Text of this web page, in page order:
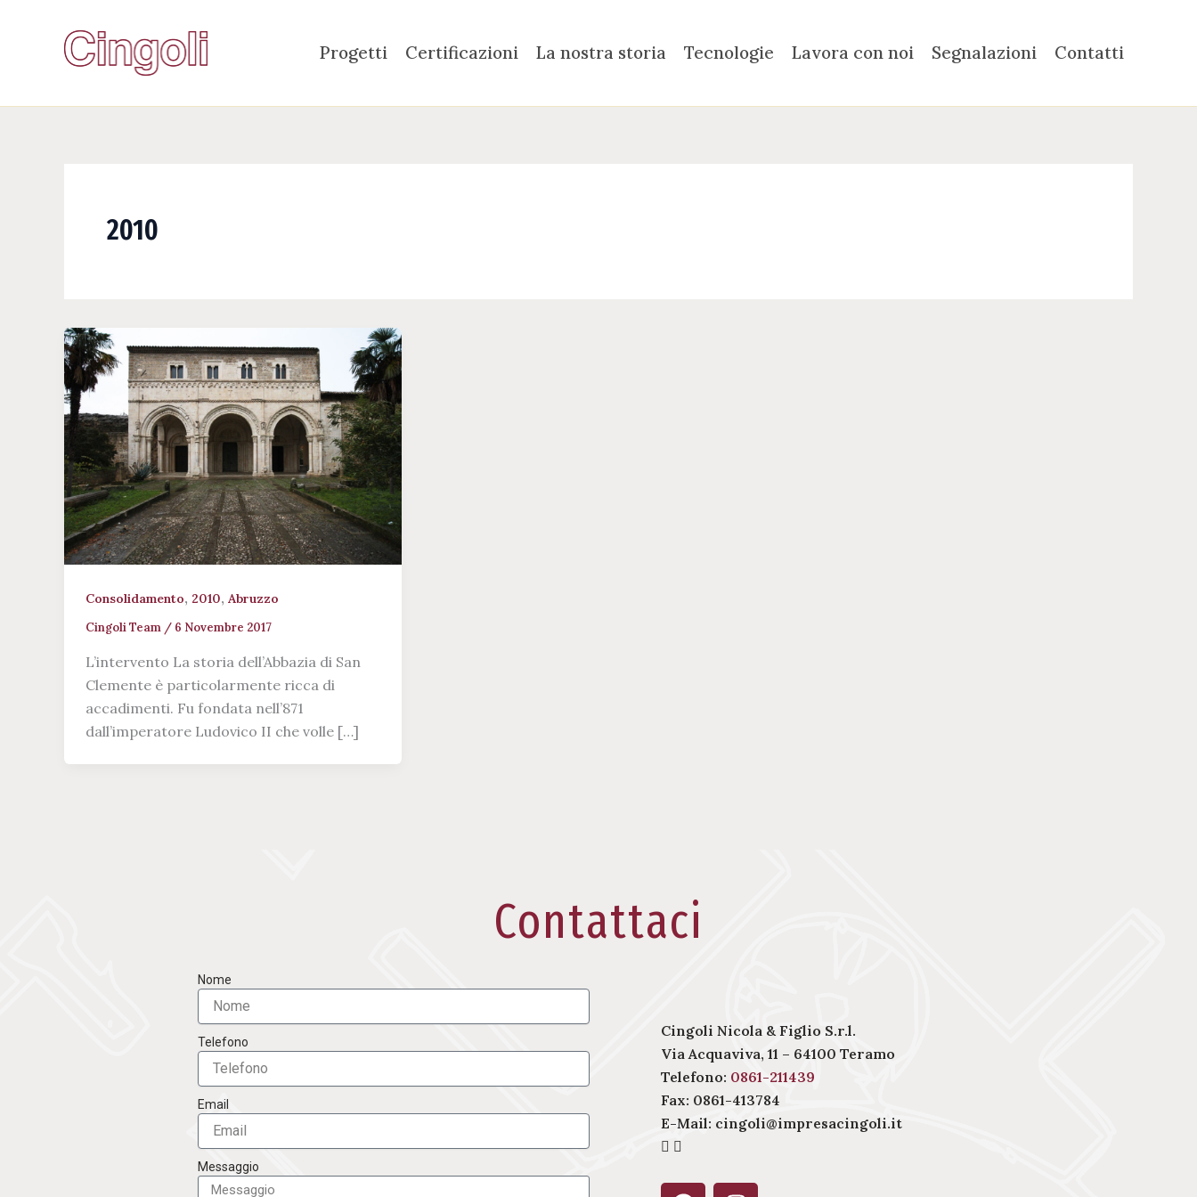
contenuto
Progetti Certificazioni La nostra storia Tecnologie Lavora con noi Segnalazioni Contatti
2010
Consolidamento, 2010, Abruzzo
Cingoli Team / 6 Novembre 2017
L’intervento La storia dell’Abbazia di San
Clemente è particolarmente ricca di
accadimenti. Fu fondata nell’871
dall’imperatore Ludovico II che volle […]
Contattaci
Nome
Telefono
Email
Messaggio
Cingoli Nicola & Figlio S.r.l.
Via Acquaviva, 11 – 64100 Teramo
Telefono: 0861-211439
Fax: 0861-413784
E-Mail: cingoli@impresacingoli.it